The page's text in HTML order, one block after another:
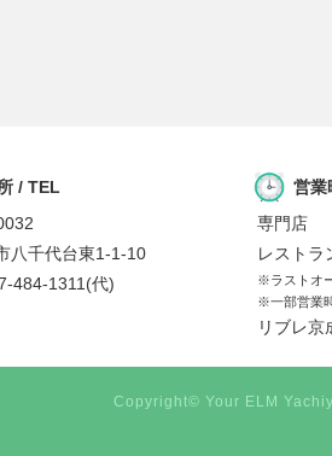
/ TEL
八千代台東1-1-10
484-1311 (代)
営業
専門店
レストラ
※ラストオ
※一部営業
リブレ京
Copyright© Your ELM